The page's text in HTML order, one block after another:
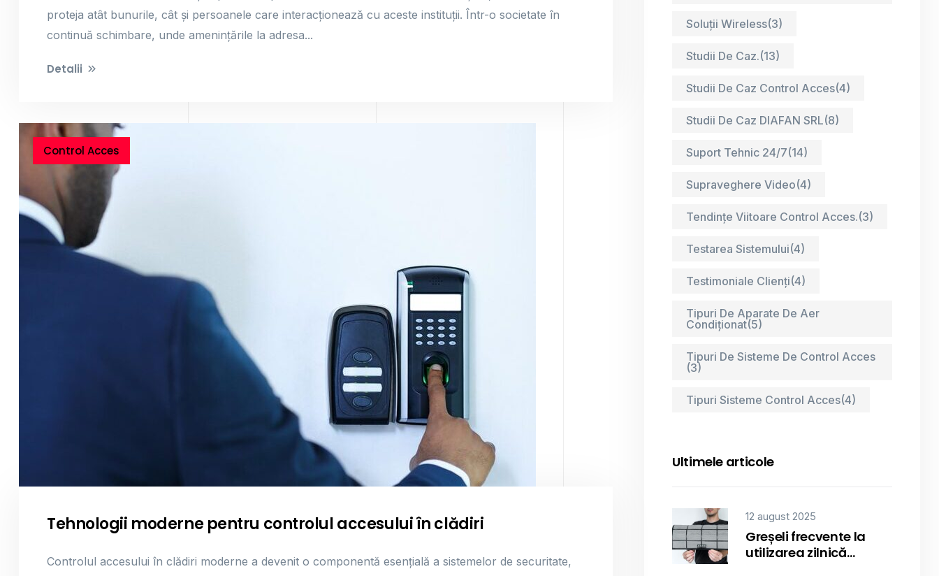
proteja atât bunurile, cât și persoanele care interacționează cu aceste instituții. Într-o societate în
continuă schimbare, unde amenințările la adresa...
Detalii
Control Acces
Tehnologii moderne pentru controlul accesului în clădiri
Controlul accesului în clădiri moderne a devenit o componentă esențială a sistemelor de securitate,
Soluții Wireless(3)
Studii De Caz.(13)
Studii De Caz Control Acces(4)
Studii De Caz DIAFAN SRL(8)
Suport Tehnic 24/7(14)
Supraveghere Video(4)
Tendințe Viitoare Control Acces.(3)
Testarea Sistemului(4)
Testimoniale Clienți(4)
Tipuri De Aparate De Aer
Condiționat(5)
Tipuri De Sisteme De Control Acces
(3)
Tipuri Sisteme Control Acces(4)
Ultimele articole
12 august 2025
Greșeli frecvente la
utilizarea zilnică…